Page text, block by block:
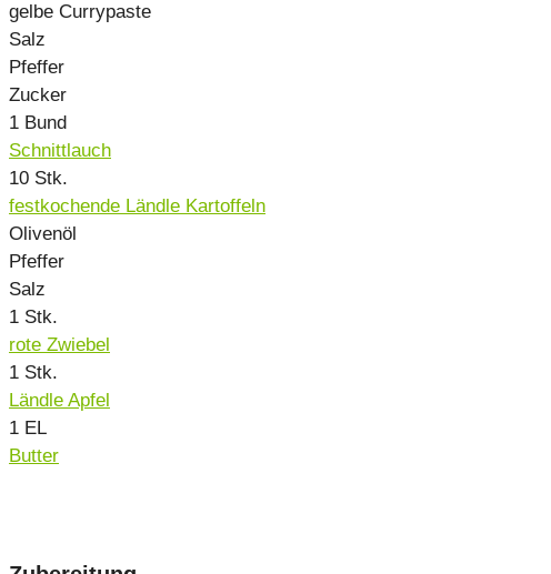
gelbe Currypaste
Salz
Pfeffer
Zucker
1 Bund
Schnittlauch
10 Stk.
festkochende Ländle Kartoffeln
Olivenöl
Pfeffer
Salz
1 Stk.
rote Zwiebel
1 Stk.
Ländle Apfel
1 EL
Butter